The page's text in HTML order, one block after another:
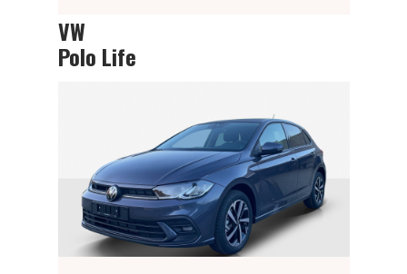
VW
Polo Life